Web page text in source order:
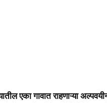
एका गावात राहणाऱ्या